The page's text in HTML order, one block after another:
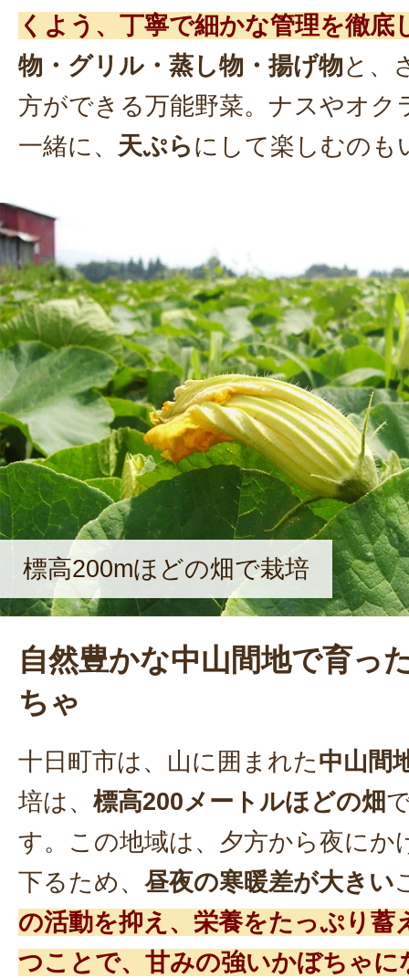
くよう、丁寧で細かな管理を徹底
物・グリル・蒸し物・揚げ物と、
方ができる万能野菜。ナスやオク
一緒に、 天ぷら にして楽しむのも
標高200mほどの畑で栽培
自然豊かな中山間地で育っ
ちゃ
十日町市は、山に囲まれた中山間
培は、 標高200メートルほどの畑
す。この地域は、夕方から夜にか
下るため、 昼夜の寒暖差が大きい
の活動を抑え、栄養をたっぷり蓄
つことで、甘みの強いかぼちゃに